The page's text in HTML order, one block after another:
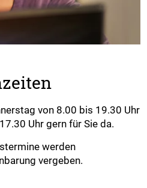
von 8.00 bis 19.30 Uhr
Uhr gern für Sie da.
werden
vergeben.